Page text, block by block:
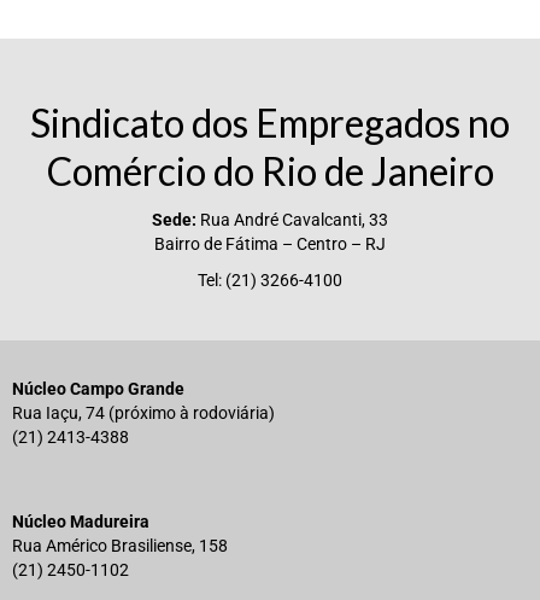
Sindicato dos Empregados no
Comércio do Rio de Janeiro
Sede: Rua André Cavalcanti, 33
Bairro de Fátima – Centro – RJ
Tel: (21) 3266-4100
Núcleo Campo Grande
Rua Iaçu, 74 (próximo à rodoviária)
(21) 2413-4388
Núcleo Madureira
Rua Américo Brasiliense, 158
(21) 2450-1102